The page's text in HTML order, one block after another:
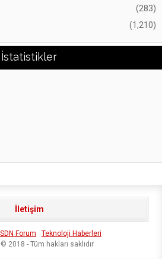
(283)
(1,210)
İstatistikler
İletişim
SDN Forum
Teknoloji Haberleri
2018 - Tüm hakları saklıdır